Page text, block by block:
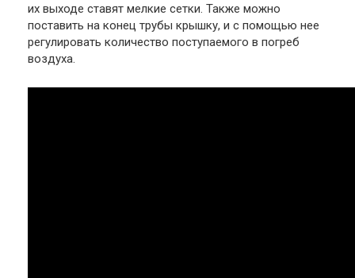
их выходе ставят мелкие сетки. Также можно
поставить на конец трубы крышку, и с помощью нее
регулировать количество поступаемого в погреб
воздуха.